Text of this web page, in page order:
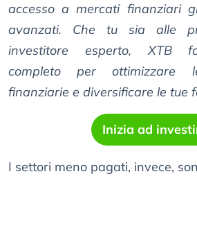
accesso a mercati finanziari
avanzati. Che tu sia alle
investitore esperto, XTB
completo per ottimizzare
finanziarie e diversificare le tue
Inizia ad
I settori meno pagati, invece,